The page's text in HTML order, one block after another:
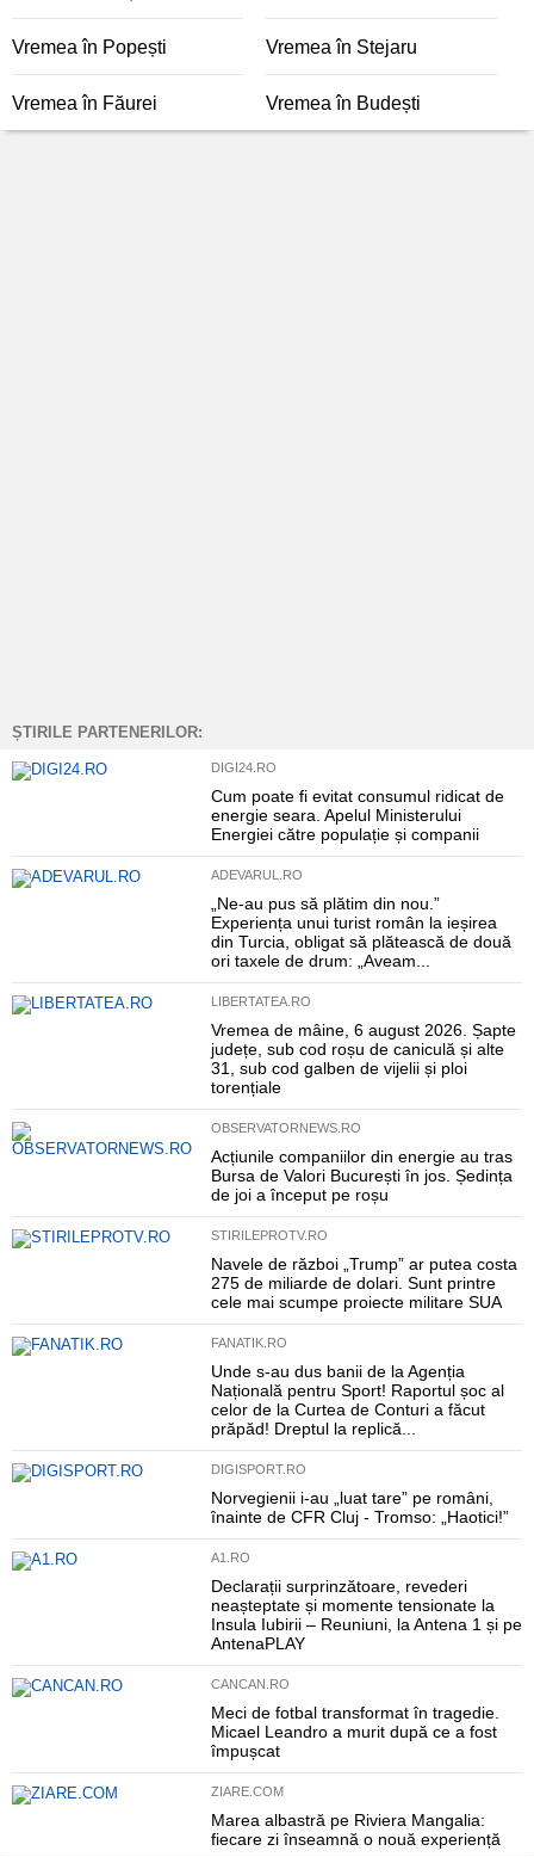
Vremea în Popești Vremea în Stejaru
Vremea în Făurei Vremea în Budești
ȘTIRILE PARTENERILOR:
DIGI24.RO
Cum poate fi evitat consumul ridicat de
energie seara. Apelul Ministerului
Energiei către populație și companii
ADEVARUL.RO
„Ne-au pus să plătim din nou.”
Experiența unui turist român la ieșirea
din Turcia, obligat să plătească de două
ori taxele de drum: „Aveam...
LIBERTATEA.RO
Vremea de mâine, 6 august 2026. Șapte
județe, sub cod roșu de caniculă și alte
31, sub cod galben de vijelii și ploi
torențiale
OBSERVATORNEWS.RO
Acțiunile companiilor din energie au tras
Bursa de Valori București în jos. Ședința
de joi a început pe roșu
STIRILEPROTV.RO
Navele de război „Trump” ar putea costa
275 de miliarde de dolari. Sunt printre
cele mai scumpe proiecte militare SUA
FANATIK.RO
Unde s-au dus banii de la Agenția
Națională pentru Sport! Raportul șoc al
celor de la Curtea de Conturi a făcut
prăpăd! Dreptul la replică...
DIGISPORT.RO
Norvegienii i-au „luat tare” pe români,
înainte de CFR Cluj - Tromso: „Haotici!”
A1.RO
Declarații surprinzătoare, revederi
neașteptate și momente tensionate la
Insula Iubirii – Reuniuni, la Antena 1 și pe
AntenaPLAY
CANCAN.RO
Meci de fotbal transformat în tragedie.
Micael Leandro a murit după ce a fost
împușcat
ZIARE.COM
Marea albastră pe Riviera Mangalia:
fiecare zi înseamnă o nouă experiență